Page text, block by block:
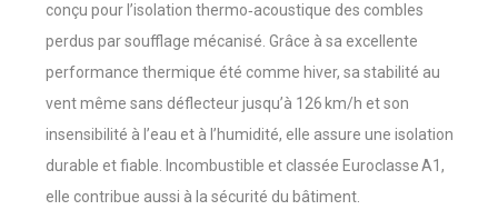
conçu pour l’isolation thermo‑acoustique des combles
perdus par soufflage mécanisé. Grâce à sa excellente
performance thermique été comme hiver, sa stabilité au
vent même sans déflecteur jusqu’à 126 km/h et son
insensibilité à l’eau et à l’humidité, elle assure une isolation
durable et fiable. Incombustible et classée Euroclasse A1,
elle contribue aussi à la sécurité du bâtiment.